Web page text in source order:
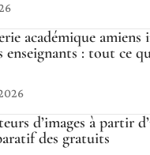
académique amiens
enseignants : tout ce
d’images à partir
des gratuits